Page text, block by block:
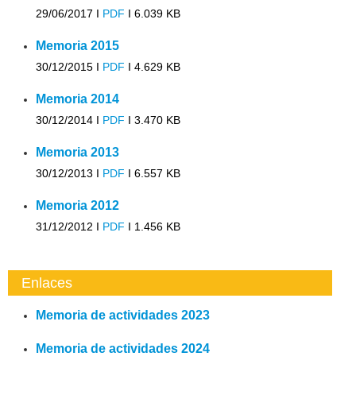
29/06/2017 I PDF I 6.039 KB
Memoria 2015
30/12/2015 I PDF I 4.629 KB
Memoria 2014
30/12/2014 I PDF I 3.470 KB
Memoria 2013
30/12/2013 I PDF I 6.557 KB
Memoria 2012
31/12/2012 I PDF I 1.456 KB
Enlaces
Memoria de actividades 2023
Memoria de actividades 2024